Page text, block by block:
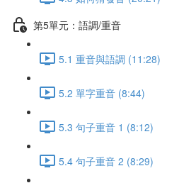
第5單元：語調/重音
5.1 重音與語調 (11:28)
5.2 單字重音 (8:44)
5.3 句子重音 1 (8:12)
5.4 句子重音 2 (8:29)